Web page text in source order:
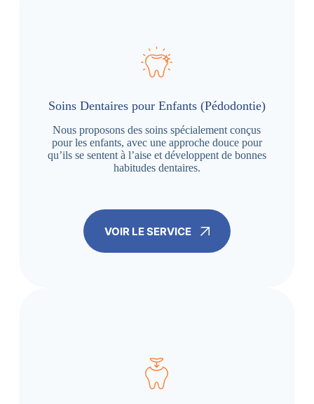
Soins Dentaires pour Enfants (Pédodontie)
Nous proposons des soins spécialement conçus
pour les enfants, avec une approche douce pour
qu’ils se sentent à l’aise et développent de bonnes
habitudes dentaires.
VOIR LE SERVICE